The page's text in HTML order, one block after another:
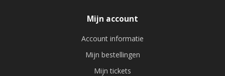
Mijn account
Account informatie
Mijn bestellingen
Mijn tickets